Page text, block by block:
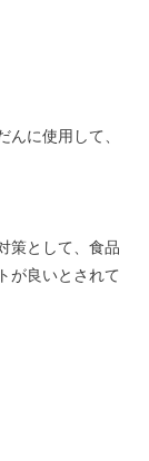
んに使用して、
策として、食品
が良いとされて